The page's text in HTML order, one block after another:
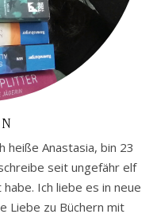
heiße Anastasia, bin 23
seit ungefähr elf
Ich liebe es in neue
Liebe zu Büchern mit